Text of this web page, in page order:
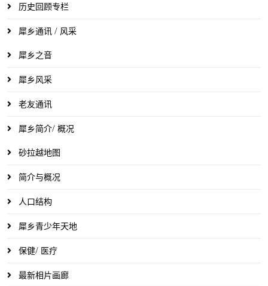
历史回顾专栏
犀乡通讯 / 风采
犀乡之音
犀乡风采
老友通讯
犀乡简介/ 概况
砂拉越地图
简介与概况
人口结构
犀乡青少年天地
保健/ 医疗
最新相片画廊